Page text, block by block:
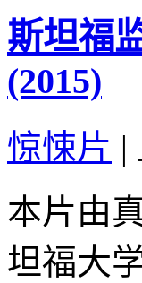
斯坦福
(2015)
惊悚片 |
本片由
坦福大